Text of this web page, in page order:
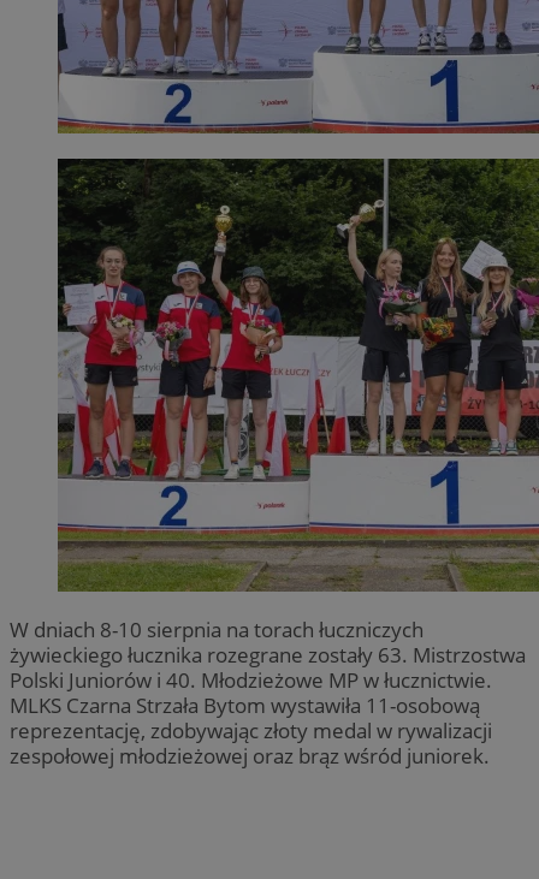
W dniach 8-10 sierpnia na torach łuczniczych
żywieckiego łucznika rozegrane zostały 63. Mistrzostwa
Polski Juniorów i 40. Młodzieżowe MP w łucznictwie.
MLKS Czarna Strzała Bytom wystawiła 11-osobową
reprezentację, zdobywając złoty medal w rywalizacji
zespołowej młodzieżowej oraz brąz wśród juniorek.